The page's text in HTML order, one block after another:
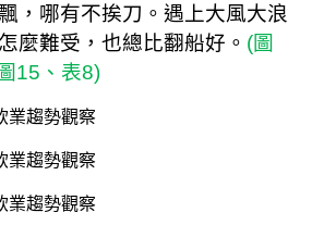
，哪有不挨刀。遇上大風大浪
麼難受，也總比翻船好。 (圖
15 、表8)